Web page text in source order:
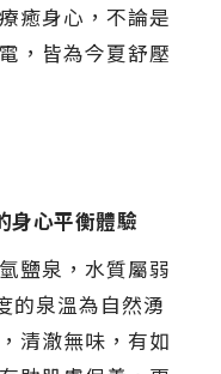
癒身心，不論是
，皆為今夏舒壓
身心平衡體驗
鹽泉，水質屬弱
的泉溫為自然湧
清澈無味，有如